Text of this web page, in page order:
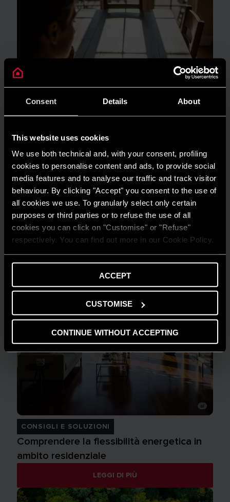
Consent Details About
This website uses cookies
We use both technical and, with your consent, profiling
cookies to personalise content and ads, to provide social
media features and to analyse our traffic and track visitor
behaviour. By clicking "Accept" you consent to the use of
all cookies we use. To granularly select only certain
purposes or third parties or to refuse the use of all
cookies you can click on "Customise" or "Refuse"
respectively. You can find out more in our Cookie Policy.
ACCEPT
CUSTOMISE
CONTINUE WITHOUT ACCEPTING
GUIDA AL RISPARMIO
Quanto consuma un condizionatore?
LEGGI DI PIÙ
CONSIGLI E SOLUZIONI
Comprendere la flessibilità energetica in
ambito residenziale
LEGGI DI PIÙ